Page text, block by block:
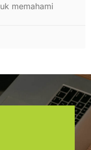
memahami